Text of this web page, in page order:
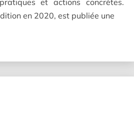
et actions concrètes.
en 2020, est publiée une